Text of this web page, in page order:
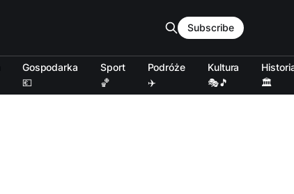
Gospodarka
💶
Sport
🏀
Podróże
✈️
Kultura
🎭🎵
🏛️
Subscribe